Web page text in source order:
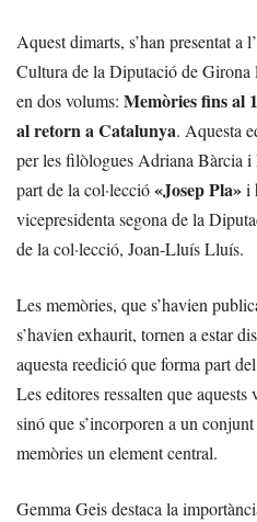
Aquest dimarts, s’han presentat a
Cultura de la Diputació de Girona
en dos volums: Memòries fins al
al retorn a Catalunya. Aquesta
per les filòlogues Adriana Bàrcia
part de la col·lecció«Josep Pla»i
vicepresidenta segona de la
de la col·lecció, Joan-Lluís Lluís.
Les memòries, que s’havien
s’havien exhaurit, tornen a estar
aquesta reedició que forma part
Les editores ressalten que
sinó que s’incorporen a un conjunt
memòries un element central.
Gemma Geis destaca la